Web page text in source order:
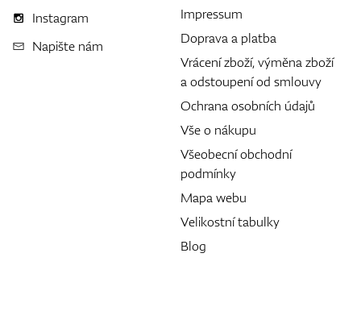
Instagram
Napište nám
Impressum
Doprava a platba
Vrácení zboží, výměna zboží
a odstoupení od smlouvy
Ochrana osobních údajů
Vše o nákupu
Všeobecní obchodní
podmínky
Mapa webu
Velikostní tabulky
Blog